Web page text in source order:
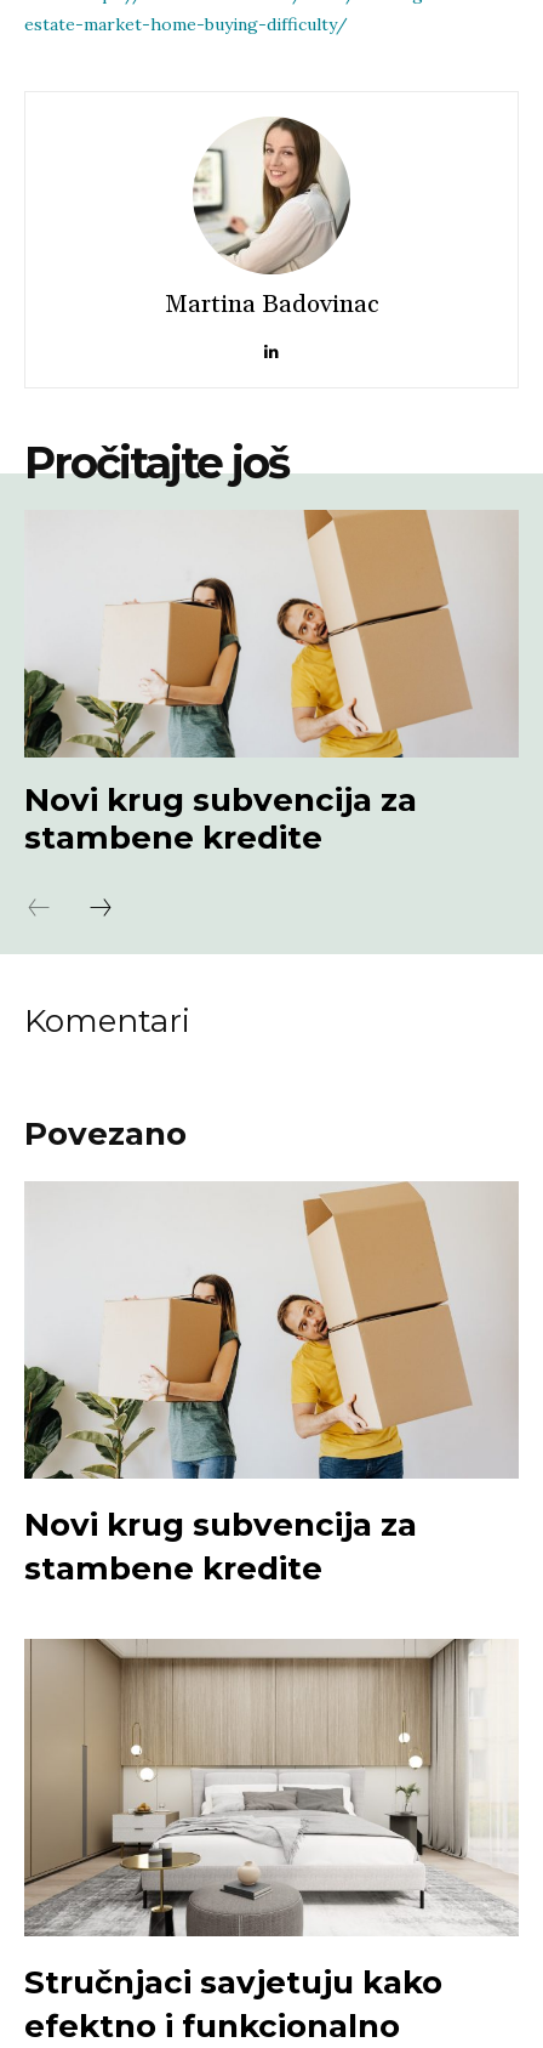
estate-market-home-buying-difficulty/
Martina Badovinac
Pročitajte još
Novi krug subvencija za
stambene kredite
Komentari
Povezano
Novi krug subvencija za
stambene kredite
Stručnjaci savjetuju kako
efektno i funkcionalno